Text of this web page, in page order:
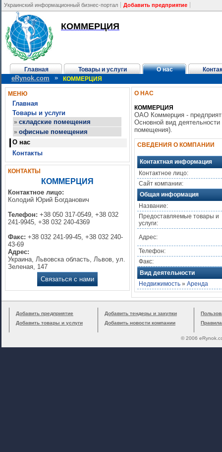
Украинский информационный бизнес-портал Добавить предприятие
КОММЕРЦИЯ
Главная Товары и услуги О нас
eRynok.com » КОММЕРЦИЯ
МЕНЮ
Главная
Товары и услуги
» складские помещения
» офисные помещения
О нас
Контакты
КОНТАКТЫ
КОММЕРЦИЯ
Контактное лицо:
Колодий Юрий Богданович
Телефон: +38 050 317-0549, +38 032
241-9945, +38 032 240-4369
Факс: +38 032 241-99-45, +38 032 240-
43-69
Адрес:
Украина, Львовска область, Львов, ул.
Зеленая, 147
Связаться с нами
О НАС
КОММЕРЦИЯ
ОАО Коммерция -
Основной вид
помещения).
СВЕДЕНИЯ О КОМПАНИИ
Контактная информация
Контактное лицо:
Сайт компании:
Общая информация
Название:
Предоставляемые товары и
услуги:
Адрес:
Телефон:
Факс:
Вид деятельности
Недвижимость » Аренда
Добавить предприятие
Добавить товары и услуги
Добавить тендеры и закупки
Добавить новости компании
© 2006